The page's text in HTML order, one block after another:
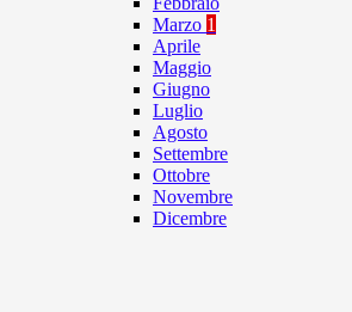
Marzo 1
Aprile
Maggio
Giugno
Luglio
Agosto
Settembre
Ottobre
Novembre
Dicembre